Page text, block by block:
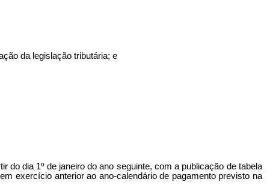
da legislação tributária; e
dia 1º de janeiro do ano seguinte, com a publicação de tabela
exercício anterior ao ano-calendário de pagamento previsto na